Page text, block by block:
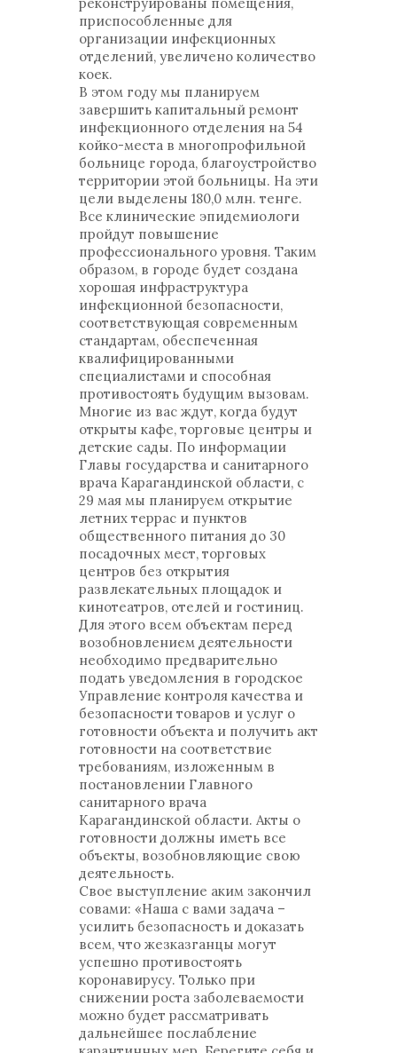
приспособленные для
организации инфекционных
отделений, увеличено количество
коек.
В этом году мы планируем
завершить капитальный ремонт
инфекционного отделения на 54
койко-места в многопрофильной
больнице города, благоустройство
территории этой больницы. На эти
цели выделены 180,0 млн. тенге.
Все клинические эпидемиологи
пройдут повышение
профессионального уровня. Таким
образом, в городе будет создана
хорошая инфраструктура
инфекционной безопасности,
соответствующая современным
стандартам, обеспеченная
квалифицированными
специалистами и способная
противостоять будущим вызовам.
Многие из вас ждут, когда будут
открыты кафе, торговые центры и
детские сады. По информации
Главы государства и санитарного
врача Карагандинской области, с
29 мая мы планируем открытие
летних террас и пунктов
общественного питания до 30
посадочных мест, торговых
центров без открытия
развлекательных площадок и
кинотеатров, отелей и гостиниц.
Для этого всем объектам перед
возобновлением деятельности
необходимо предварительно
подать уведомления в городское
Управление контроля качества и
безопасности товаров и услуг о
готовности объекта и получить акт
готовности на соответствие
требованиям, изложенным в
постановлении Главного
санитарного врача
Карагандинской области. Акты о
готовности должны иметь все
объекты, возобновляющие свою
деятельность.
Свое выступление аким закончил
совами: «Наша с вами задача –
усилить безопасность и доказать
всем, что жезказганцы могут
успешно противостоять
коронавирусу. Только при
снижении роста заболеваемости
можно будет рассматривать
дальнейшее послабление